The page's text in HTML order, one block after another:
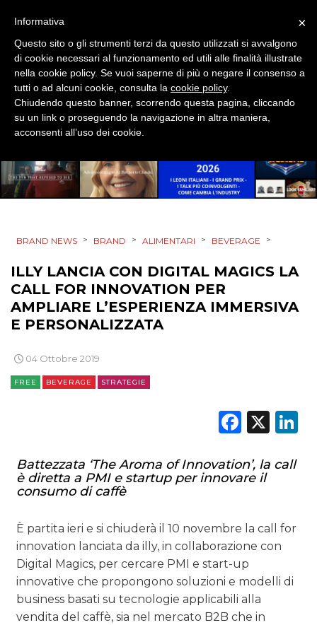
PRODOTTI
PUNTI VENDITA
STRATEGIE
EDITORIA
ESTERNA
RADIO / AUDIO
RICERCHE
PREVISIONI/SCENARI
NORMATIVE
BRAND NEWS > BRAND > ALIMENTARI > BEVERAGE >
ILLY LANCIA CON DIGITAL MAGICS LA
CALL FOR INNOVATION PER
AMPLIARE L’ESPERIENZA IMMERSIVA
E PERSONALIZZATA
04 Ottobre 2019
FREE BEVERAGE STRATEGIE
X
Battezzata ‘The Aroma of Innovation’, la call
è diretta a PMI e startup per innovare il
consumo di caffè
È partita ieri e si chiuderà il 10 novembre la call for
innovation lanciata da illy, in collaborazione con
Digital Magics, per cercare PMI e start-up
innovative che propongono soluzioni e modelli di
business basati su tecnologie applicabili alla
vendita del caffè, sia nel mercato B2B che in
×
Informativa
Questo sito o gli strumenti terzi da questo utilizzati si avvalgono
di cookie necessari al funzionamento ed utili alle finalità illustrate
nella cookie policy. Se vuoi saperne di più o negare il consenso a
tutti o ad alcuni cookie, consulta la cookie policy.
Chiudendo questo banner, scorrendo questa pagina, cliccando
su un link o proseguendo la navigazione in altra maniera,
acconsenti all’uso dei cookie.